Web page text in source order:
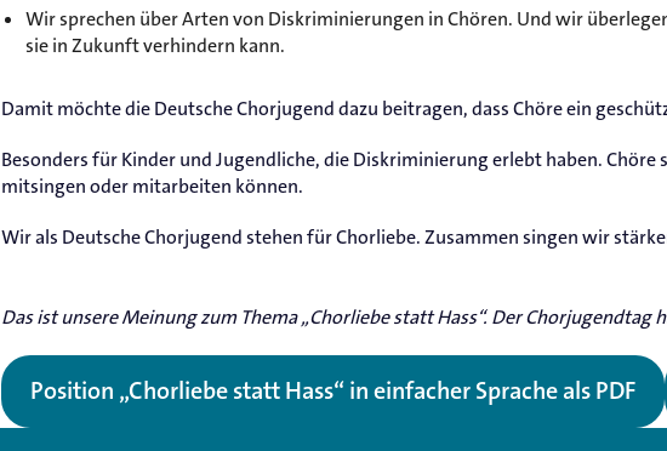
Wir sprechen über Arten von Diskriminierungen in Chören. Und wir
sie in Zukunft verhindern kann.
Damit möchte die Deutsche Chorjugend dazu beitragen, dass Chöre ein
Besonders für Kinder und Jugendliche, die Diskriminierung erlebt haben. Chöre
mitsingen oder mitarbeiten können.
Wir als Deutsche Chorjugend stehen für Chorliebe. Zusammen singen wir
Das ist unsere Meinung zum Thema „Chorliebe statt Hass“. Der Chorjugendtag
Position „Chorliebe statt Hass“ in einfacher Sprache als PDF